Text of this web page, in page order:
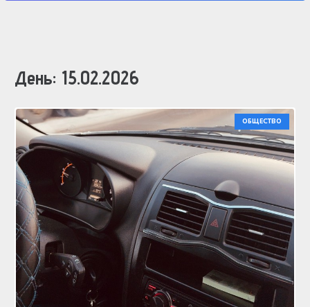
День: 15.02.2026
ОБЩЕСТВО